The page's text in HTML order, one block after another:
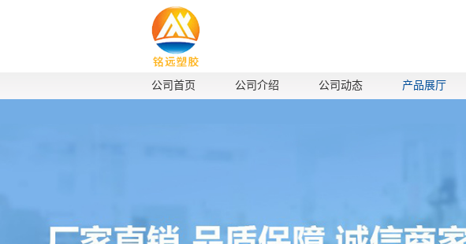
公司首页 公司介绍 公司动态 产品展厅